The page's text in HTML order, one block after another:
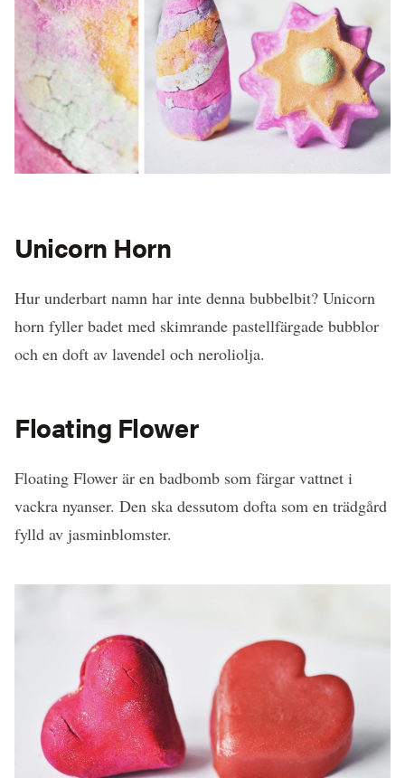
Unicorn Horn
Hur underbart namn har inte denna bubbelbit? Unicorn
horn fyller badet med skimrande pastellfärgade bubblor
och en doft av lavendel och neroliolja.
Floating Flower
Floating Flower är en badbomb som färgar vattnet i
vackra nyanser. Den ska dessutom dofta som en trädgård
fylld av jasminblomster.